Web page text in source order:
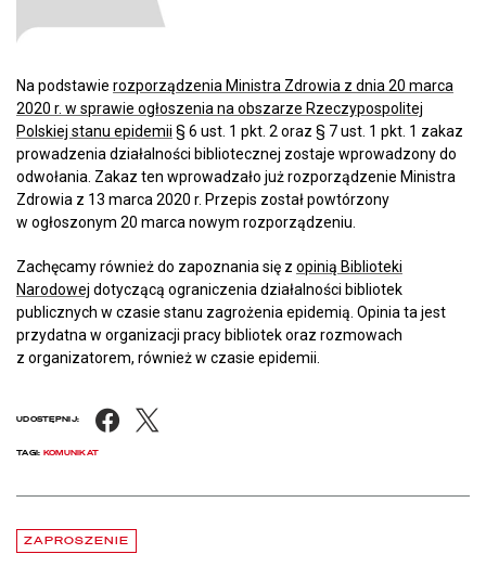
Na podstawie rozporządzenia Ministra Zdrowia z dnia 20 marca
2020 r. w sprawie ogłoszenia na obszarze Rzeczypospolitej
Polskiej stanu epidemii § 6 ust. 1 pkt. 2 oraz § 7 ust. 1 pkt. 1 zakaz
prowadzenia działalności bibliotecznej zostaje wprowadzony do
odwołania. Zakaz ten wprowadzało już rozporządzenie Ministra
Zdrowia z 13 marca 2020 r. Przepis został powtórzony
w ogłoszonym 20 marca nowym rozporządzeniu.
Zachęcamy również do zapoznania się z opinią Biblioteki
Narodowej dotyczącą ograniczenia działalności bibliotek
publicznych w czasie stanu zagrożenia epidemią. Opinia ta jest
przydatna w organizacji pracy bibliotek oraz rozmowach
z organizatorem, również w czasie epidemii.
UDOSTĘPNIJ: Facebook
TAGI: KOMUNIKAT
Aktualności
ZAPROSZENIE
czytaj więcej o Chłód w Pałacu Rzeczypospolitej. Zapraszamy na